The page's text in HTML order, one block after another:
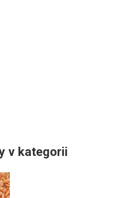
v kategorii